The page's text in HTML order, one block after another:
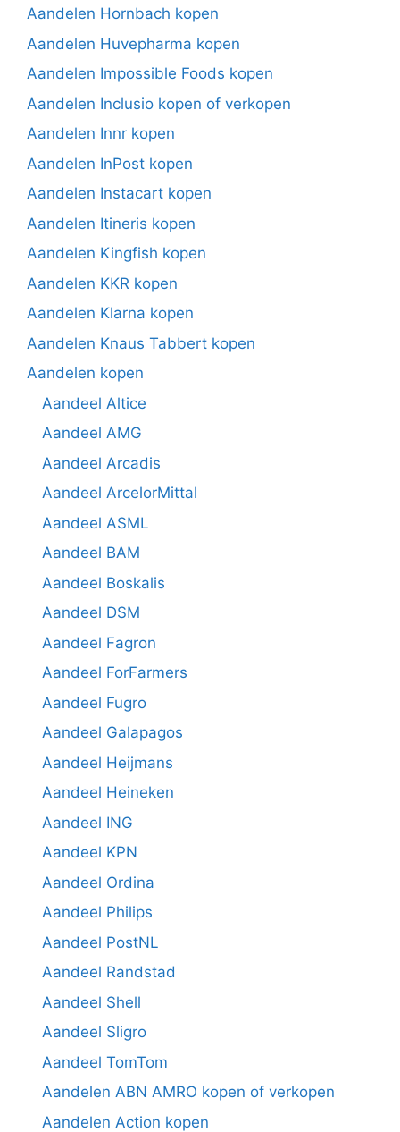
Aandelen Hornbach kopen
Aandelen Huvepharma kopen
Aandelen Impossible Foods kopen
Aandelen Inclusio kopen of verkopen
Aandelen Innr kopen
Aandelen InPost kopen
Aandelen Instacart kopen
Aandelen Itineris kopen
Aandelen Kingfish kopen
Aandelen KKR kopen
Aandelen Klarna kopen
Aandelen Knaus Tabbert kopen
Aandelen kopen
Aandeel Altice
Aandeel AMG
Aandeel Arcadis
Aandeel ArcelorMittal
Aandeel ASML
Aandeel BAM
Aandeel Boskalis
Aandeel DSM
Aandeel Fagron
Aandeel ForFarmers
Aandeel Fugro
Aandeel Galapagos
Aandeel Heijmans
Aandeel Heineken
Aandeel ING
Aandeel KPN
Aandeel Ordina
Aandeel Philips
Aandeel PostNL
Aandeel Randstad
Aandeel Shell
Aandeel Sligro
Aandeel TomTom
Aandelen ABN AMRO kopen of verkopen
Aandelen Action kopen